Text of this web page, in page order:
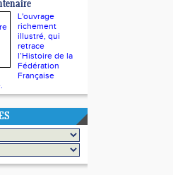
L'ouvrage
richement
illustré, qui
retrace
l’Histoire de la
Fédération
Française